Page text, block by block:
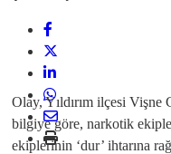
Olay, Yıldırım ilçesi Vişne
bilgiye göre, narkotik
ekiplerinin ‘dur’ ihtarına